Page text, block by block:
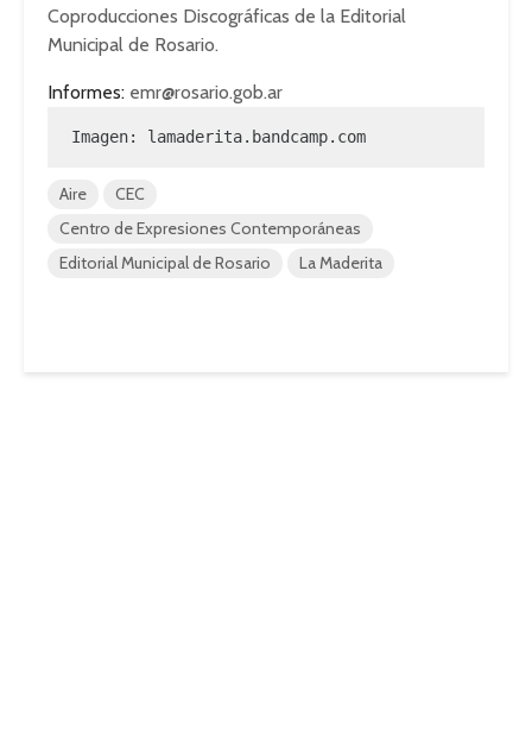
Coproducciones Discográficas de la Editorial
Municipal de Rosario.
Informes: emr@rosario.gob.ar
Imagen: lamaderita.bandcamp.com
Aire
CEC
Centro de Expresiones Contemporáneas
Editorial Municipal de Rosario
La Maderita